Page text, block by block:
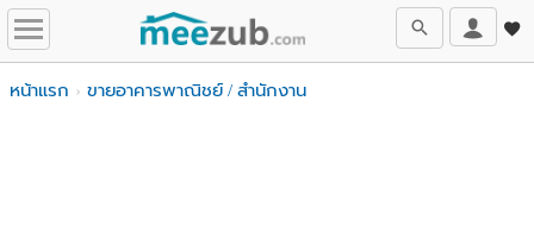
หน้าแรก ขายอาคารพาณิชย์ / สำนักงาน